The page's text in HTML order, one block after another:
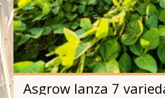
Asgrow lanza 7